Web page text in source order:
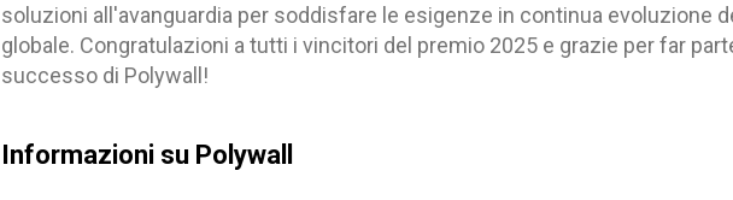
soluzioni all'avanguardia per soddisfare le esigenze in continua evoluzione
globale. Congratulazioni a tutti i vincitori del premio 2025 e grazie per far
successo di Polywall!
Informazioni su Polywall